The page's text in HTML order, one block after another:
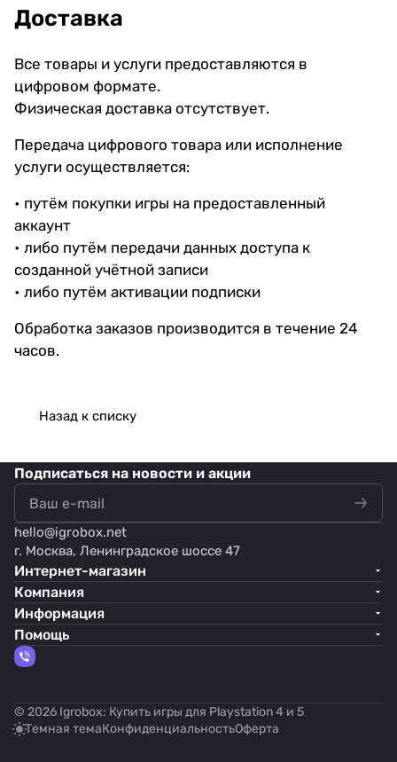
Доставка
Все товары и услуги предоставляются в
цифровом формате.
Физическая доставка отсутствует.
Передача цифрового товара или исполнение
услуги осуществляется:
• путём покупки игры на предоставленный
аккаунт
• либо путём передачи данных доступа к
созданной учётной записи
• либо путём активации подписки
Обработка заказов производится в течение 24
часов.
Назад к списку
Подписаться на новости и акции
hello@igrobox.net
г. Москва, Ленинградское шоссе 47
Интернет-магазин
Компания
Информация
Помощь
© 2026 Igrobox: Купить игры для Playstation 4 и 5
Темная темаКонфиденциальностьОферта